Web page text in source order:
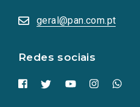
geral@pan.com.pt
Redes sociais
numa
nova